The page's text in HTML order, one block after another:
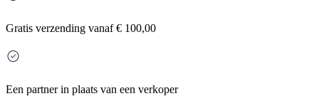
Gratis verzending vanaf € 100,00
Een partner in plaats van een verkoper